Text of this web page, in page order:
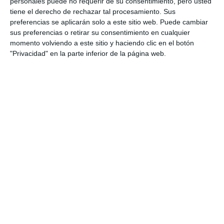
tiene el derecho de rechazar tal procesamiento. Sus
preferencias se aplicarán solo a este sitio web. Puede cambiar
sus preferencias o retirar su consentimiento en cualquier
momento volviendo a este sitio y haciendo clic en el botón
"Privacidad" en la parte inferior de la página web.
nuestros mayores mijeños
ACTUALIDAD
La Pastoral Las Lagunas
homenajea a su pastor Manolo